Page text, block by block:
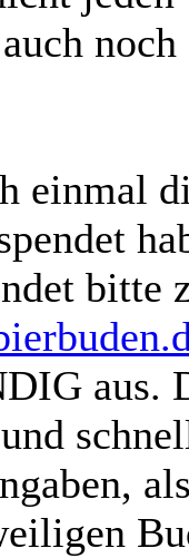
einmal
bitte
aus.